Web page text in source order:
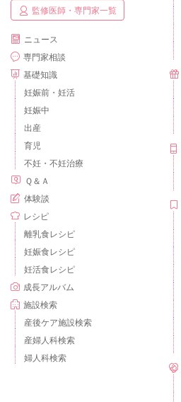
監修医師・専門家一覧
ニュース
専門家相談
基礎知識
妊娠前・妊活
妊娠中
出産
育児
不妊・不妊治療
Ｑ＆Ａ
体験談
レシピ
離乳食レシピ
妊娠食レシピ
妊活食レシピ
成長アルバム
施設検索
産後ケア施設検索
産婦人科検索
婦人科検索